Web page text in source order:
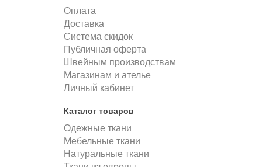
Оплата
Доставка
Система скидок
Публичная оферта
Швейным производствам
Магазинам и ателье
Личный кабинет
Каталог товаров
Одежные ткани
Мебельные ткани
Натуральные ткани